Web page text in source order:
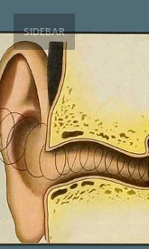
SIDEBAR